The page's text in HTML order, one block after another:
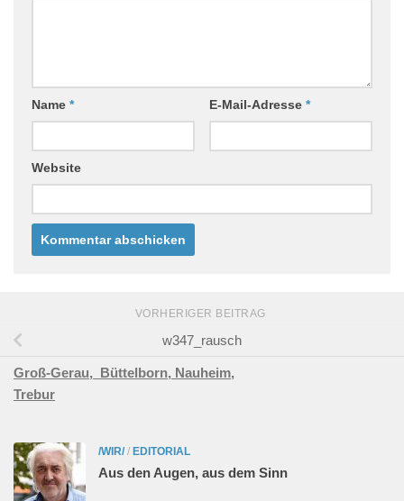
Name * E-Mail-Adresse *
Website
VORHERIGER BEITRAG
w347_rausch
Groß-Gerau, Büttelborn, Nauheim,
Trebur
/WIR/ / EDITORIAL
Aus den Augen, aus dem Sinn